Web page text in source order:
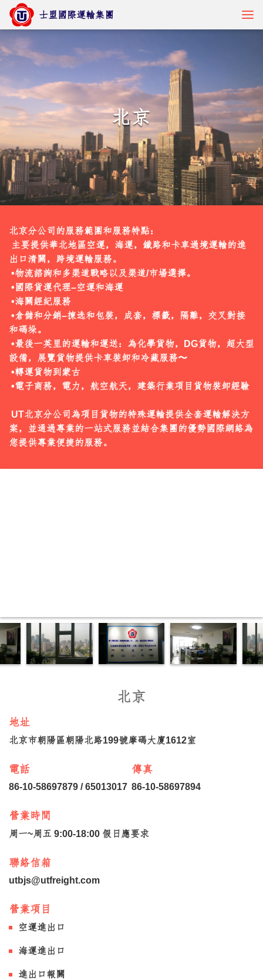
士盟國際運輸集團
核心服務
產業解決方案
最新訊息
人才招募
聯絡我們
繁中
北京
北京分公司的服務範圍和服務特點：
出口清關，跨境運輸服務。
和碼垛。
設備，展覽貨物提供卡車裝卸和冷藏服務〜
案，並通過專業的一站式服務並結合集團的優勢國際網絡為
您提供專業便捷的服務。
北京
地址
北京市朝陽區朝陽北路199號摩碼大廈1612室
電話
86-10-58697879 / 65013017
傳真
86-10-58697894
營業時間
周一~周五 9:00-18:00 假日應要求
聯絡信箱
utbjs@utfreight.com
營業項目
空運進出口
海運進出口
進出口報關